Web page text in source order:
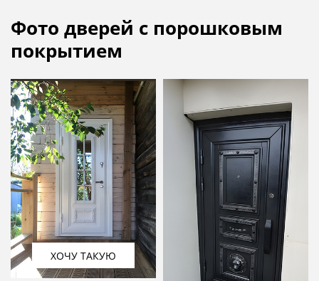
Фото дверей с порошковым
покрытием
ХОЧУ ТАКУЮ